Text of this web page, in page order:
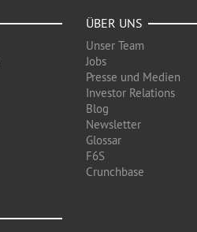
ÜBER UNS
Unser Team
Jobs
Presse und Medien
Investor Relations
Blog
Newsletter
Glossar
F6S
Crunchbase